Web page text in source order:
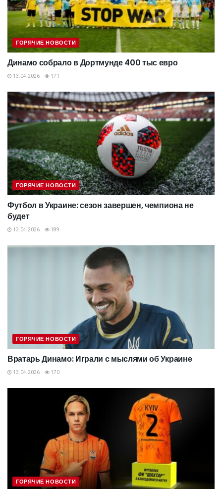
ГОРЯЧИЕ НОВОСТИ
Динамо собрало в Дортмунде 400 тыс евро
13.04.2026 171
ГОРЯЧИЕ НОВОСТИ
Футбол в Украине: сезон завершен, чемпиона не
будет
13.04.2026 189
ГОРЯЧИЕ НОВОСТИ
Вратарь Динамо: Играли с мыслями об Украине
13.04.2026 170
ГОРЯЧИЕ НОВОСТИ